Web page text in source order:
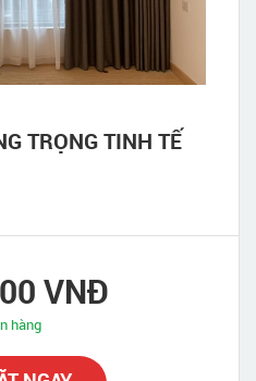
TRỌNG TINH TẾ
VNĐ
hàng